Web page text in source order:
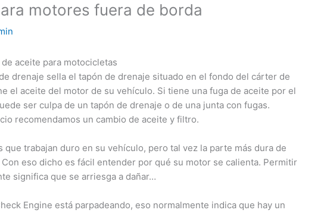
motores fuera de borda
aceite para motocicletas
drenaje sella el tapón de drenaje situado en el fondo del cárter de
el aceite del motor de su vehículo. Si tiene una fuga de aceite por el
ser culpa de un tapón de drenaje o de una junta con fugas.
recomendamos un cambio de aceite y filtro.
que trabajan duro en su vehículo, pero tal vez la parte más dura de
eso dicho es fácil entender por qué su motor se calienta. Permitir
significa que se arriesga a dañar…
Engine está parpadeando, eso normalmente indica que hay un